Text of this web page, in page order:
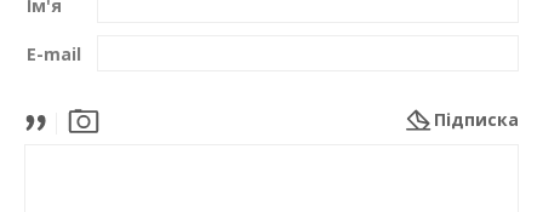
Ім'я
E-mail
Підписка